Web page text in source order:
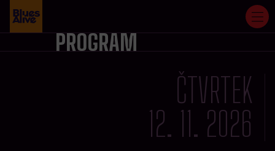
PROGRAM
ČTVRTEK
12. 11. 2026